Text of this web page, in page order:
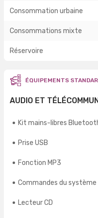
Consommation urbaine
Consommations mixte
Réservoire
ÉQUIPEMENTS
AUDIO ET
Kit mains-libres
Prise USB
Fonction MP3
Commandes du
Lecteur CD